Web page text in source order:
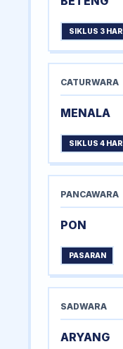
SIKLUS 3 HARI
CATURWARA
MENALA
SIKLUS 4 HARI
PANCAWARA
PON
PASARAN
SADWARA
ARYANG